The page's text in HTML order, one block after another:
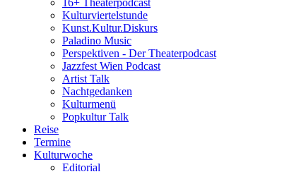
Kulturviertelstunde
Kunst.Kultur.Diskurs
Paladino Music
Perspektiven - Der Theaterpodcast
Jazzfest Wien Podcast
Artist Talk
Nachtgedanken
Kulturmenü
Popkultur Talk
Reise
Termine
Kulturwoche
Editorial